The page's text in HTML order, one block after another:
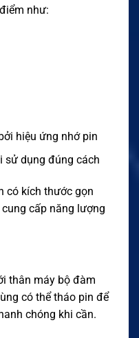
như:
hiệu ứng nhớ pin
sử dụng đúng cách
có kích thước gọn
cấp năng lượng
thân máy bộ đàm
có thể tháo pin để
chóng khi cần.